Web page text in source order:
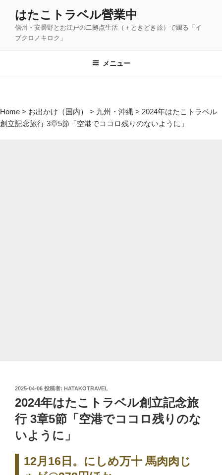
プ
はたこトラベル營業中
信州・安曇野とお江戸の二拠点生活（＋ときどき旅）で綴る「イ
ブクロノキロク」
メニュー
Home > お出かけ（国内） > 九州・沖縄 > 2024年はたこトラベル
創立記念旅行 3章5節「空港でココロ残りのないように」
投
日:
2025-04-06 投稿者: HATAKOTRAVEL
2024年はたこトラベル創立記念旅
行 3章5節「空港でココロ残りのな
いように」
12月16日。にしめ万十 馬肉肉じ